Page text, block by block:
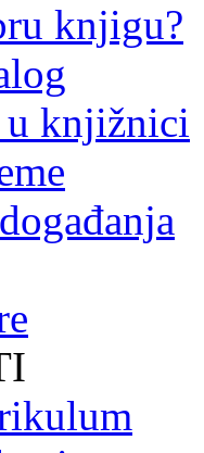
knjigu?
u knjižnici